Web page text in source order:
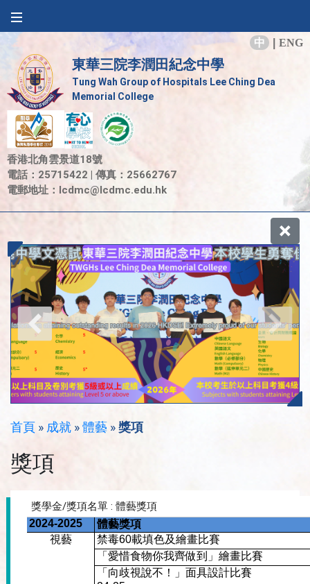
中 ENG
東華三院李潤田紀念中學
Tung Wah Group of Hospitals Lee Ching Dea
Memorial College
香港北角雲景道18號
電話：25715422 | 傳真：25662767
電郵地址： lcdmc@lcdmc.edu.hk
首頁 » 成就 »體藝 »獎項
獎項